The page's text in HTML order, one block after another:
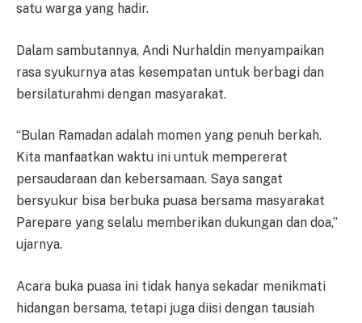
satu warga yang hadir.
Dalam sambutannya, Andi Nurhaldin menyampaikan
rasa syukurnya atas kesempatan untuk berbagi dan
bersilaturahmi dengan masyarakat.
“Bulan Ramadan adalah momen yang penuh berkah.
Kita manfaatkan waktu ini untuk mempererat
persaudaraan dan kebersamaan. Saya sangat
bersyukur bisa berbuka puasa bersama masyarakat
Parepare yang selalu memberikan dukungan dan doa,”
ujarnya.
Acara buka puasa ini tidak hanya sekadar menikmati
hidangan bersama, tetapi juga diisi dengan tausiah